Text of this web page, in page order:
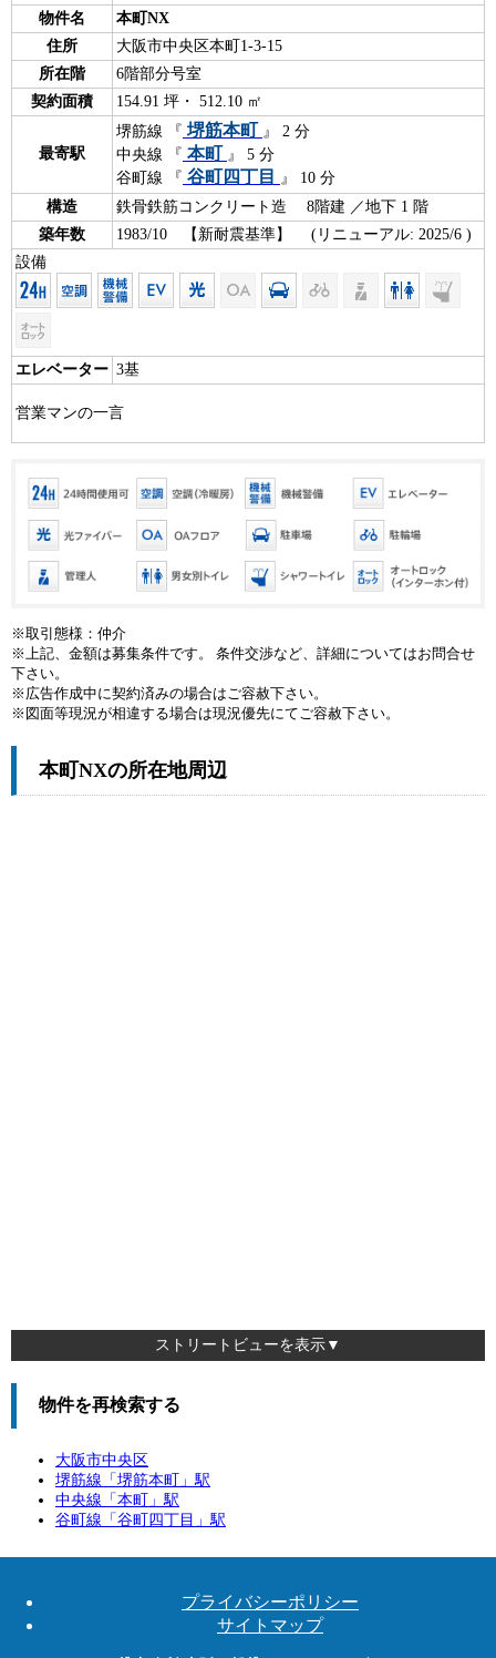
物件名
本町NX
住所
大阪市中央区本町1-3-15
所在階
6階部分号室
契約面積
154.91 坪・ 512.10 ㎡
最寄駅
堺筋線 『 堺筋本町 』 2 分
中央線 『 本町 』 5 分
谷町線 『 谷町四丁目
』 10 分
構造
鉄骨鉄筋コンクリート造 8階建 ／地下 1 階
築年数
1983/10 【新耐震基準】 (リニューアル: 2025/6 )
設備
エレベーター 3基
営業マンの一言
※取引態様：仲介
※上記、金額は募集条件です。 条件交渉など、詳細についてはお問合せ
下さい。
※広告作成中に契約済みの場合はご容赦下さい。
※図面等現況が相違する場合は現況優先にてご容赦下さい。
本町NXの所在地周辺
ストリートビューを表示▼
物件を再検索する
大阪市中央区
堺筋線「 堺筋本町
」駅
中央線「 本町
」駅
谷町線「 谷町四丁目 」駅
プライバシーポリシー
サイトマップ